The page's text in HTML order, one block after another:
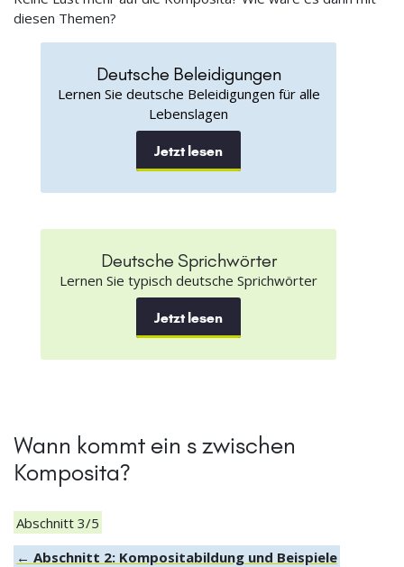
diesen Themen?
Deutsche Beleidigungen
Lernen Sie deutsche Beleidigungen für alle
Lebenslagen
Jetzt lesen
Deutsche Sprichwörter
Lernen Sie typisch deutsche Sprichwörter
Jetzt lesen
Wann kommt ein s zwischen
Komposita?
Abschnitt 3/5
← Abschnitt 2: Kompositabildung und Beispiele